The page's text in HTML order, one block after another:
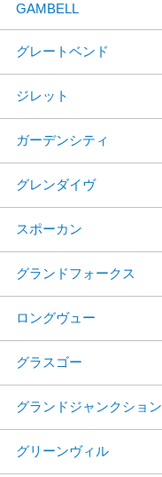
GAMBELL
グレートベンド
ジレット
ガーデンシティ
グレンダイヴ
スポーカン
グランドフォークス
ロングヴュー
グラスゴー
グランドジャンクション
グリーンヴィル